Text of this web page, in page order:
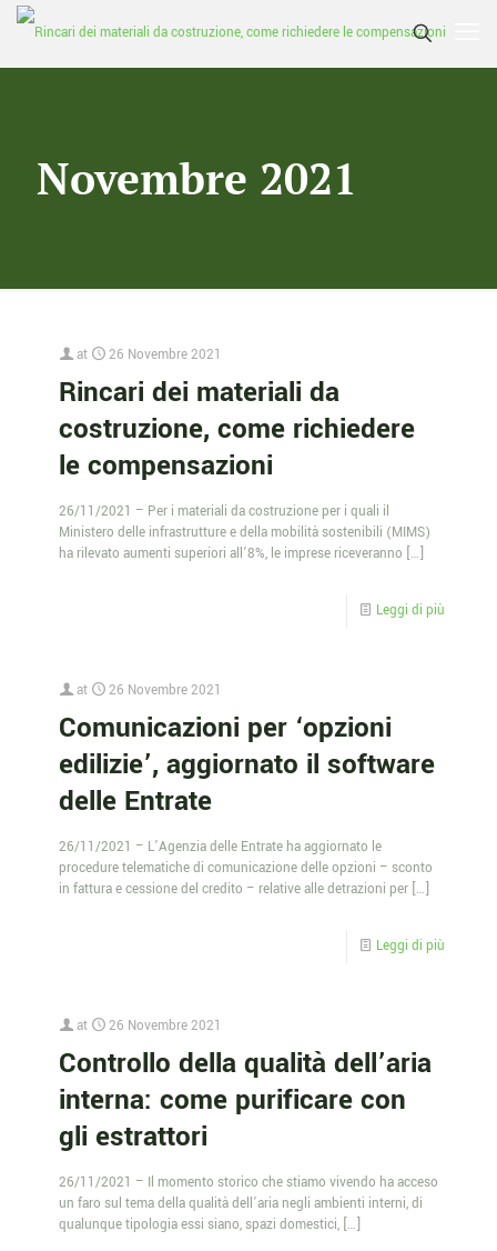
Novembre 2021
at 26 Novembre 2021
Rincari dei materiali da
costruzione, come richiedere
le compensazioni
26/11/2021 – Per i materiali da costruzione per i quali il
Ministero delle infrastrutture e della mobilità sostenibili (MIMS)
ha rilevato aumenti superiori all’8%, le imprese riceveranno […]
Leggi di più
at 26 Novembre 2021
Comunicazioni per ‘opzioni
edilizie’, aggiornato il software
delle Entrate
26/11/2021 – L’Agenzia delle Entrate ha aggiornato le
procedure telematiche di comunicazione delle opzioni – sconto
in fattura e cessione del credito – relative alle detrazioni per […]
Leggi di più
at 26 Novembre 2021
Controllo della qualità dell’aria
interna: come purificare con
gli estrattori
26/11/2021 – Il momento storico che stiamo vivendo ha acceso
un faro sul tema della qualità dell’aria negli ambienti interni, di
qualunque tipologia essi siano, spazi domestici, […]